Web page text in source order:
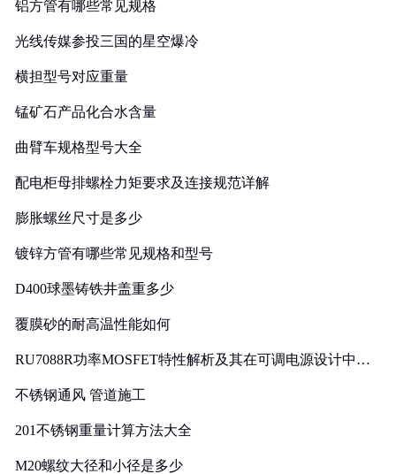
铝方管有哪些常见规格
光线传媒参投三国的星空爆冷
横担型号对应重量
锰矿石产品化合水含量
曲臂车规格型号大全
配电柜母排螺栓力矩要求及连接规范详解
膨胀螺丝尺寸是多少
镀锌方管有哪些常见规格和型号
D400球墨铸铁井盖重多少
覆膜砂的耐高温性能如何
RU7088R功率MOSFET特性解析及其在可调电源设计中的
不锈钢通风 管道施工
201不锈钢重量计算方法大全
M20螺纹大径和小径是多少